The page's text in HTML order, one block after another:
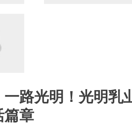
路光明！光明乳
篇章